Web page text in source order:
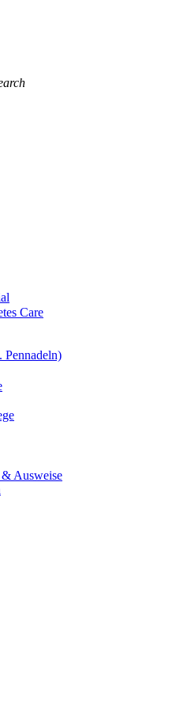
Care
Pennadeln)
& Ausweise